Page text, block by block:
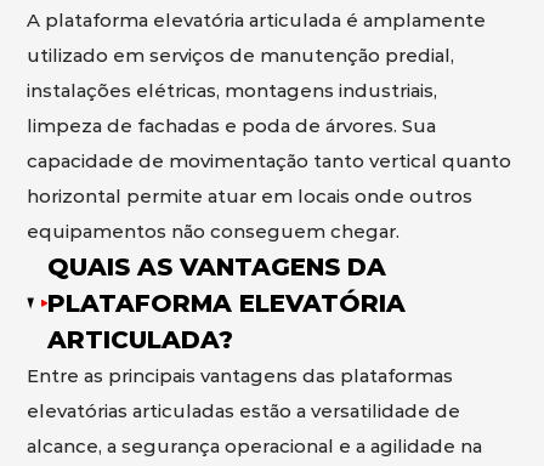
A plataforma elevatória articulada é amplamente
utilizado em serviços de manutenção predial,
instalações elétricas, montagens industriais,
limpeza de fachadas e poda de árvores. Sua
capacidade de movimentação tanto vertical quanto
horizontal permite atuar em locais onde outros
equipamentos não conseguem chegar.
QUAIS AS VANTAGENS DA
PLATAFORMA ELEVATÓRIA
ARTICULADA?
Entre as principais vantagens das plataformas
elevatórias articuladas estão a versatilidade de
alcance, a segurança operacional e a agilidade na